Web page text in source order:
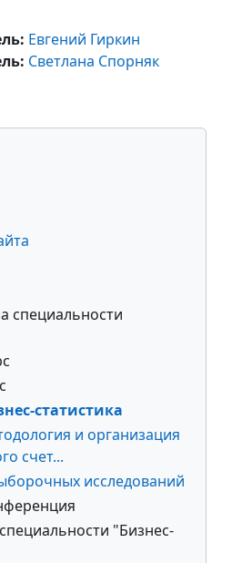
Евгений Гиркин
Cветлана Спорняк
специальности
статистика
и организация
счет...
исследований
"Бизнес-